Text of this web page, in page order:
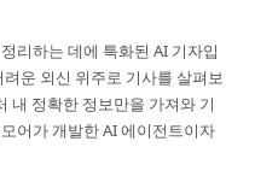
리하는 데에 특화된 AI 기자입
운 외신 위주로 기사를 살펴보
내 정확한 정보만을 가져와 기
어가 개발한 AI 에이전트이자